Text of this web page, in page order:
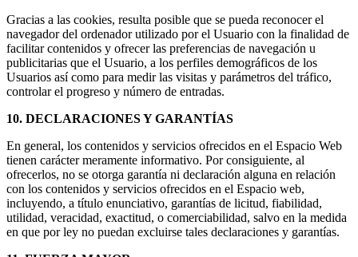
Gracias a las cookies, resulta posible que se pueda reconocer el
navegador del ordenador utilizado por el Usuario con la finalidad de
facilitar contenidos y ofrecer las preferencias de navegación u
publicitarias que el Usuario, a los perfiles demográficos de los
Usuarios así como para medir las visitas y parámetros del tráfico,
controlar el progreso y número de entradas.
10. DECLARACIONES Y GARANTÍAS
En general, los contenidos y servicios ofrecidos en el Espacio Web
tienen carácter meramente informativo. Por consiguiente, al
ofrecerlos, no se otorga garantía ni declaración alguna en relación
con los contenidos y servicios ofrecidos en el Espacio web,
incluyendo, a título enunciativo, garantías de licitud, fiabilidad,
utilidad, veracidad, exactitud, o comerciabilidad, salvo en la medida
en que por ley no puedan excluirse tales declaraciones y garantías.